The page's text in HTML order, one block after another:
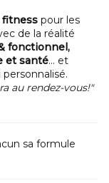
fitness pour les
de la réalité
fonctionnel,
et santé... et
au rendez-vous!"
sa formule